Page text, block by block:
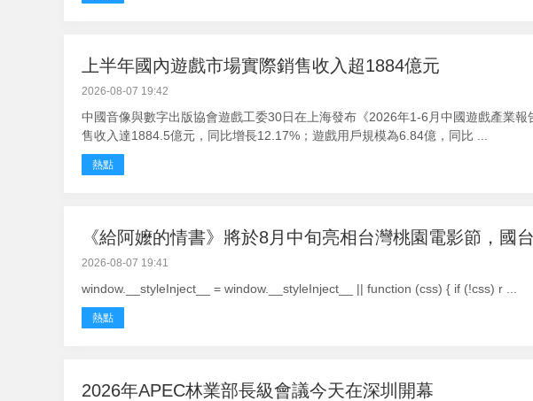
上半年國內遊戲市場實際銷售收入超1884億元
2026-08-07 19:42
中國音像與數字出版協會遊戲工委30日在上海發布《2026年1-6月中國遊戲產業
售收入達1884.5億元，同比增長12.17%；遊戲用戶規模為6.84億，同比 ...
熱點
《給阿嬤的情書》將於8月中旬亮相台灣桃園電影節，國
2026-08-07 19:41
window.__styleInject__ = window.__styleInject__ || function (css) { if (!css) r ...
熱點
2026年APEC林業部長級會議今天在深圳開幕